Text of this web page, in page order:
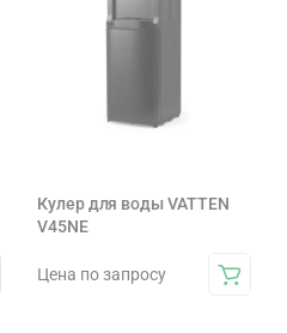
Кулер для воды VATTEN
V45NE
Цена по запросу